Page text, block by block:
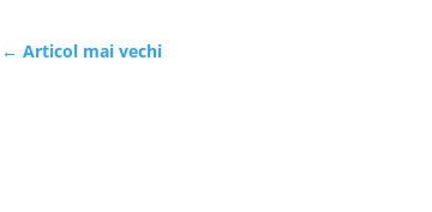
← Articol mai vechi